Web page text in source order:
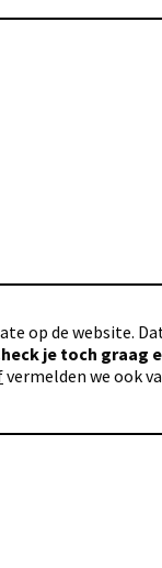
op de website.
je toch graag
vermelden we ook